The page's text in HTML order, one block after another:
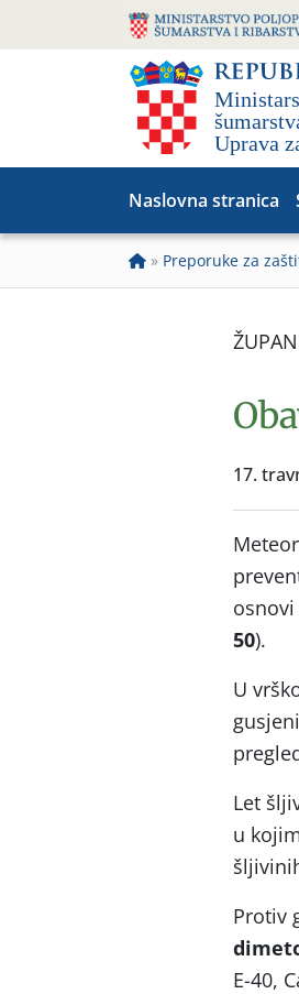
Naslovna stranica
» Preporuke za
17.
50).
U
Let
u
Protiv
E-40,